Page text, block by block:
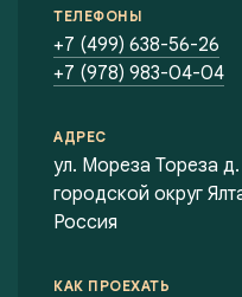
ТЕЛЕФОНЫ
+7 (499) 638-56-26
+7 (978) 983-04-04
АДРЕС
ул. Мореза Тореза
городской округ
Россия
КАК ПРОЕХАТЬ